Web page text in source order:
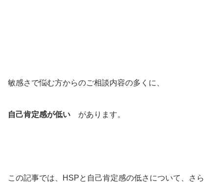
敏感さで悩む方からのご相談内容の多くに、
自己肯定感が低い があります。
この記事では、HSPと自己肯定感の低さについて、さら